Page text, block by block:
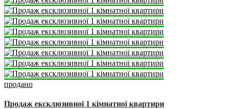
продано
Продаж ексклюзивної 1 кімнатної квартири